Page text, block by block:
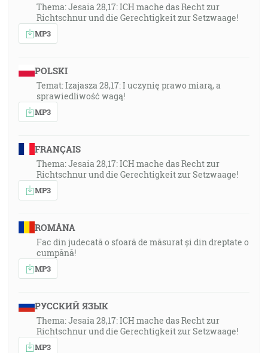
Thema: Jesaia 28,17: ICH mache das Recht zur
Richtschnur und die Gerechtigkeit zur Setzwaage!
MP3
POLSKI
Temat: Izajasza 28,17: I uczynię prawo miarą, a
sprawiedliwość wagą!
MP3
FRANÇAIS
Thema: Jesaia 28,17: ICH mache das Recht zur
Richtschnur und die Gerechtigkeit zur Setzwaage!
MP3
ROMÂNA
Fac din judecată o sfoară de măsurat și din dreptate o
cumpănă!
MP3
РУССКИЙ ЯЗЫК
Thema: Jesaia 28,17: ICH mache das Recht zur
Richtschnur und die Gerechtigkeit zur Setzwaage!
MP3